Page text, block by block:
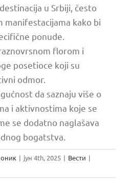
u Srbiji, često
manifestacijama kako bi
ponude.
florom i
posetioce koji su
odmor.
da saznaju više o
i aktivnostima koje se
se dodatno naglašava
bogatstva.
| јун 4th, 2025 | Вести |